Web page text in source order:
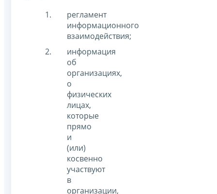
регламент
информационного
взаимодействия;
информация
об
организациях,
о
физических
лицах,
которые
прямо
и
(или)
косвенно
участвуют
в
организации,